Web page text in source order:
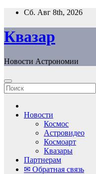
Перейти
содержанию
Сб. Авг 8th, 2026
Квазар
Новости Астрономии
Новости
Космос
Астровидео
Космоарт
Квазары
Партнерам
✉ Обратная связь